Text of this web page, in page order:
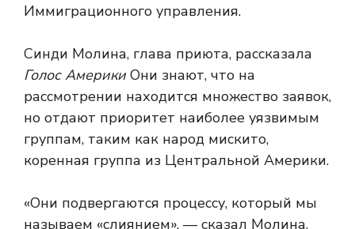
Иммиграционного управления.
Синди Молина, глава приюта, рассказала
Голос АмерикиОни знают, что на
рассмотрении находится множество заявок,
но отдают приоритет наиболее уязвимым
группам, таким как народ мискито,
коренная группа из Центральной Америки.
«Они подвергаются процессу, который мы
называем «слиянием», — сказал Молина.